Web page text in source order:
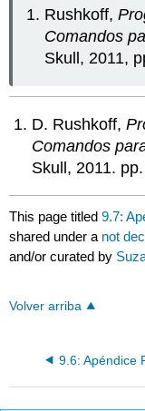
Rushkoff,
Comandos
Skull, 2011,
D. Rushkoff,
Comandos
Skull, 2011.
This page titled9.7:
shared under a not
and/or curated by
Volver arriba